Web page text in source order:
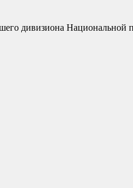
дивизиона Национальной